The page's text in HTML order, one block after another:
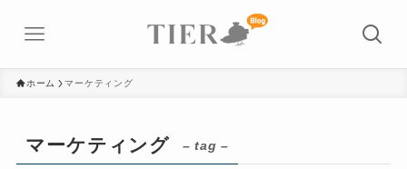
ホーム マーケティング
マーケティング – tag –